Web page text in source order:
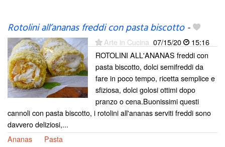
Rotolini all’ananas freddi con pasta biscotto-
Arte in Cucina 07/15/20
15:16
ROTOLINI ALL'ANANAS freddi con
pasta biscotto, dolci semifreddi da
fare in poco tempo, ricetta semplice e
sfiziosa, dolci golosi ottimi dopo
pranzo o cena.Buonissimi questi
cannoli con pasta biscotto, i rotolini all'ananas serviti freddi sono
davvero deliziosi,...
Ananas
Pasta